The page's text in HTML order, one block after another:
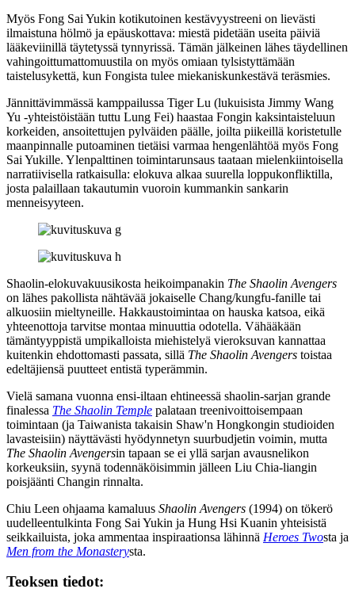
Myös Fong Sai Yukin kotikutoinen kestävyystreeni on lievästi
ilmaistuna hölmö ja epäuskottava: miestä pidetään useita päiviä
lääkeviinillä täytetyssä tynnyrissä. Tämän jälkeinen lähes täydellinen
vahingoittumattomuustila on myös omiaan tylsistyttämään
taistelusykettä, kun Fongista tulee miekaniskunkestävä teräsmies.
Jännittävimmässä kamppailussa Tiger Lu (lukuisista Jimmy Wang
Yu ‑yhteistöistään tuttu Lung Fei) haastaa Fongin kaksintaisteluun
korkeiden, ansoitettujen pylväiden päälle, joilta piikeillä koristetulle
maanpinnalle putoaminen tietäisi varmaa hengenlähtöä myös Fong
Sai Yukille. Ylenpalttinen toimintarunsaus taataan mielenkiintoisella
narratiivisella ratkaisulla: elokuva alkaa suurella loppukonfliktilla,
josta palaillaan takautumin vuoroin kummankin sankarin
menneisyyteen.
Shaolin‑elokuvakuusikosta heikoimpanakin The Shaolin Avengers
on lähes pakollista nähtävää jokaiselle Chang/kungfu-fanille tai
alkuosiin mieltyneille. Hakkaustoimintaa on hauska katsoa, eikä
yhteenottoja tarvitse montaa minuuttia odotella. Vähääkään
tämäntyyppistä umpikalloista miehistelyä vieroksuvan kannattaa
kuitenkin ehdottomasti passata, sillä The Shaolin Avengers toistaa
edeltäjiensä puutteet entistä typerämmin.
Vielä samana vuonna ensi-iltaan ehtineessä shaolin-sarjan grande
finalessa The Shaolin Temple palataan treenivoittoisempaan
toimintaan (ja Taiwanista takaisin Shaw'n Hongkongin studioiden
lavasteisiin) näyttävästi hyödynnetyn suurbudjetin voimin, mutta
The Shaolin Avengersin tapaan se ei yllä sarjan avausnelikon
korkeuksiin, syynä todennäköisimmin jälleen Liu Chia-liangin
poisjäänti Changin rinnalta.
Chiu Leen ohjaama kamaluus Shaolin Avengers (1994) on tökerö
uudelleentulkinta Fong Sai Yukin ja Hung Hsi Kuanin yhteisistä
seikkailuista, joka ammentaa inspiraationsa lähinnä Heroes Twosta ja
Men from the Monasterysta.
Teoksen tiedot: